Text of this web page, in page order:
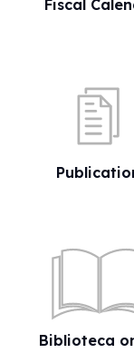
Fiscal
Biblioteca